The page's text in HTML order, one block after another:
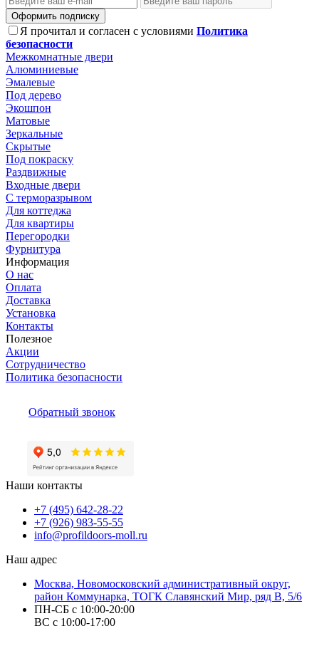
Оформить подписку
Я прочитал и согласен с условиями Политика
безопасности
Межкомнатные двери
Алюминиевые
Эмалевые
Под дерево
Экошпон
Матовые
Зеркальные
Скрытые
Под покраску
Раздвижные
Входные двери
С терморазрывом
Для коттеджа
Для квартиры
Перегородки
Фурнитура
Информация
О нас
Оплата
Доставка
Установка
Контакты
Полезное
Акции
Сотрудничество
Политика безопасности
Обратный звонок
Наши контакты
+7 (495) 642-28-22
+7 (926) 983-55-55
info@profildoors-moll.ru
Наш адрес
Москва, Новомосковский административный округ,
район Коммунарка, ТОГК Славянский Мир, ряд В, 5/6
ПН-СБ с 10:00-20:00
ВС с 10:00-17:00